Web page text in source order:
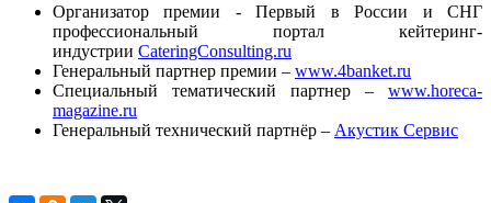
Организатор премии - Первый в России и СНГ
профессиональный портал кейтеринг-
индустрии CateringConsulting.ru
Генеральный партнер премии – www.4banket.ru
Специальный тематический партнер – www.horeca-
magazine.ru
Генеральный технический партнёр – Акустик Сервис